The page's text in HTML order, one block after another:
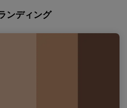
ンディング